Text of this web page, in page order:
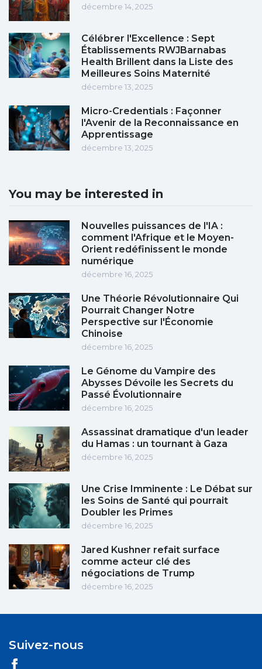
décembre 14, 2025
Célébrer l'Excellence : Sept
Établissements RWJBarnabas
Health Brillent dans la Liste des
Meilleures Soins Maternité
décembre 13, 2025
Micro-Credentials : Façonner
l'Avenir de la Reconnaissance en
Apprentissage
décembre 13, 2025
You may be interested in
Nouvelles puissances de l'IA :
comment l'Afrique et le Moyen-
Orient redéfinissent le monde
numérique
décembre 16, 2025
Une Théorie Révolutionnaire Qui
Pourrait Changer Notre
Perspective sur l'Économie
Chinoise
décembre 16, 2025
Le Génome du Vampire des
Abysses Dévoile les Secrets du
Passé Évolutionnaire
décembre 16, 2025
Assassinat dramatique d'un leader
du Hamas : un tournant à Gaza
décembre 16, 2025
Une Crise Imminente : Le Débat sur
les Soins de Santé qui pourrait
Doubler les Primes
décembre 16, 2025
Jared Kushner refait surface
comme acteur clé des
négociations de Trump
décembre 16, 2025
Suivez-nous